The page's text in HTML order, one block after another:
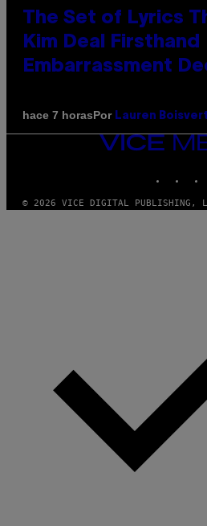
The Set of Lyrics
Kim Deal Firsthand
Embarrassment
hace 7 horasPor Lauren Boisvert
VICE
MEDIA
© 2026 VICE DIGITAL PUBLISHING,